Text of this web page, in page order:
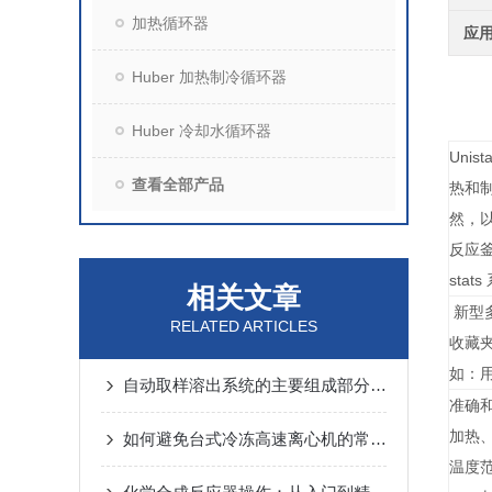
加热循环器
Huber 加热制冷循环器
Huber 冷却水循环器
查看全部产品
相关文章
RELATED ARTICLES
自动取样溶出系统的主要组成部分有哪些？
如何避免台式冷冻高速离心机的常见操作误区
应
热和
然，
反应
stats
新型
收藏
如：
准确
加热
温度